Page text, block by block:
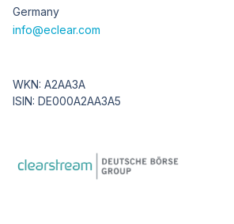
Germany
info@eclear.com
WKN: A2AA3A
ISIN: DE000A2AA3A5